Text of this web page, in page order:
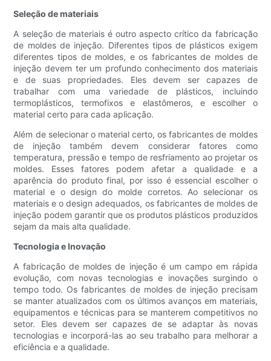
Seleção de materiais
A seleção de materiais é outro aspecto crítico da fabricação
de moldes de injeção. Diferentes tipos de plásticos exigem
diferentes tipos de moldes, e os fabricantes de moldes de
injeção devem ter um profundo conhecimento dos materiais
e de suas propriedades. Eles devem ser capazes de
trabalhar com uma variedade de plásticos, incluindo
termoplásticos, termofixos e elastômeros, e escolher o
material certo para cada aplicação.
Além de selecionar o material certo, os fabricantes de moldes
de injeção também devem considerar fatores como
temperatura, pressão e tempo de resfriamento ao projetar os
moldes. Esses fatores podem afetar a qualidade e a
aparência do produto final, por isso é essencial escolher o
material e o design do molde corretos. Ao selecionar os
materiais e o design adequados, os fabricantes de moldes de
injeção podem garantir que os produtos plásticos produzidos
sejam da mais alta qualidade.
Tecnologia e Inovação
A fabricação de moldes de injeção é um campo em rápida
evolução, com novas tecnologias e inovações surgindo o
tempo todo. Os fabricantes de moldes de injeção precisam
se manter atualizados com os últimos avanços em materiais,
equipamentos e técnicas para se manterem competitivos no
setor. Eles devem ser capazes de se adaptar às novas
tecnologias e incorporá-las ao seu trabalho para melhorar a
eficiência e a qualidade.